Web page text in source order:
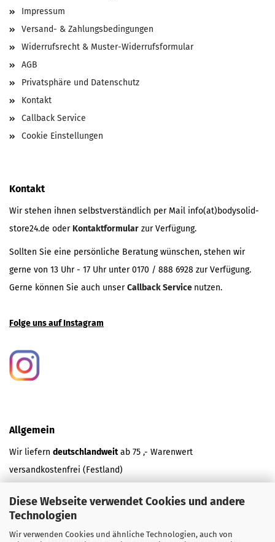
Diese Webseite verwendet Cookies und andere
Technologien
Wir verwenden Cookies und ähnliche Technologien, auch von
Impressum
Versand- & Zahlungsbedingungen
Widerrufsrecht & Muster-Widerrufsformular
AGB
Privatsphäre und Datenschutz
Kontakt
Callback Service
Cookie Einstellungen
Kontakt
Wir stehen ihnen selbstverständlich per Mail info(at)bodysolid-
store24.de oder Kontaktformular zur Verfügung.
Sollten Sie eine persönliche Beratung wünschen, stehen wir
gerne von 13 Uhr - 17 Uhr unter 0170 / 888 6928 zur Verfügung.
Gerne können Sie auch unserCallback Service nutzen.
Folge uns auf Instagram
Allgemein
Wir liefern deutschlandweitab 75 ,- Warenwert
versandkostenfrei (Festland)
und